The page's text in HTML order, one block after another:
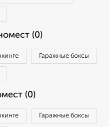
(0)
Гаражные боксы
(0)
Гаражные боксы